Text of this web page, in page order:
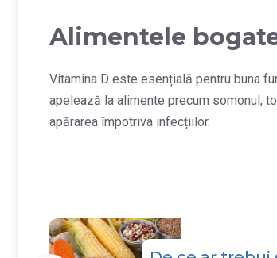
Alimentele
Vitamina D este esențială pentru buna
apelează la alimente precum somonul,
apărarea împotriva infecțiilor.